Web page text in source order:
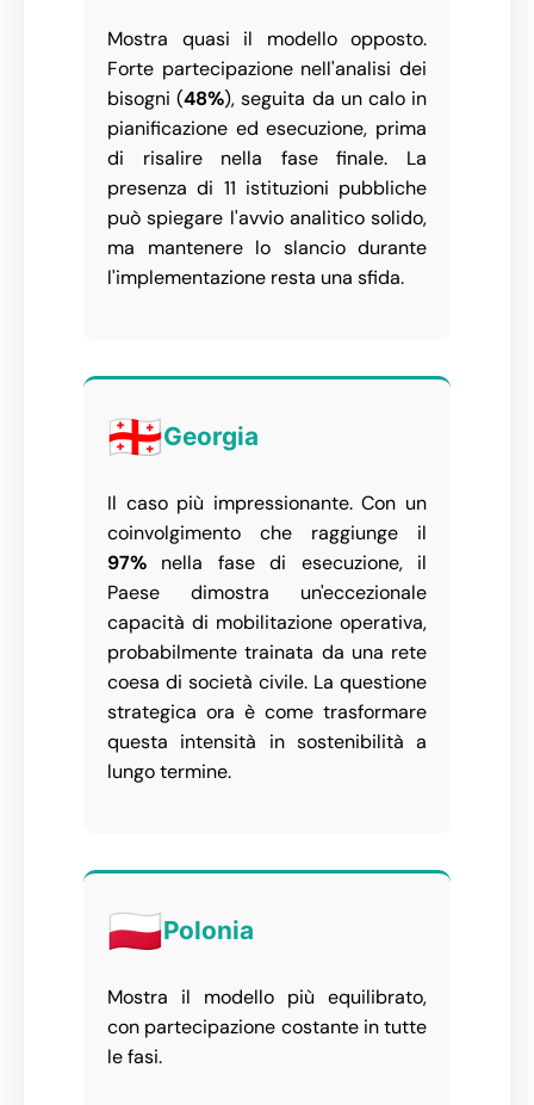
Mostra quasi il modello opposto.
Forte partecipazione nell'analisi dei
bisogni (48%), seguita da un calo in
pianificazione ed esecuzione, prima
di risalire nella fase finale. La
presenza di 11 istituzioni pubbliche
può spiegare l'avvio analitico solido,
ma mantenere lo slancio durante
l'implementazione resta una sfida.
🇬🇪Georgia
Il caso più impressionante. Con un
coinvolgimento che raggiunge il
97% nella fase di esecuzione, il
Paese dimostra un'eccezionale
capacità di mobilitazione operativa,
probabilmente trainata da una rete
coesa di società civile. La questione
strategica ora è come trasformare
questa intensità in sostenibilità a
lungo termine.
🇵🇱Polonia
Mostra il modello più equilibrato,
con partecipazione costante in tutte
le fasi.